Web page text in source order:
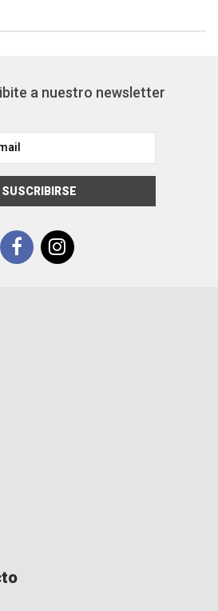
a nuestro newsletter
SUSCRIBIRSE